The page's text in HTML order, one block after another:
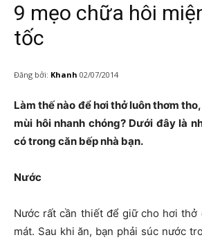
9 mẹo chữa hôi
tốc
Đăng bởi: Khanh 02/07/2014
Làm thế nào để hơi thở luôn thơm
mùi hôi nhanh chóng? Dưới đây là
có trong căn bếp nhà bạn.
Nước
Nước rất cần thiết để giữ cho hơi thở
mát. Sau khi ăn, bạn phải súc nước